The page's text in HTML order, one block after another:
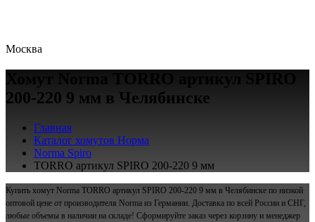
Москва
200-220 9 мм в Челябинске
Главная
Каталог хомутов Норма
Norma Spiro
TORRO артикул SPIRO 200-220 9 мм
Купить хомут Norma TORRO артикул SPIRO 200-220 9 мм в Челябинске по низкой
оптовой цене от производителя Norma из Германии. Доставка по всей России и СНГ,
любые объемы в наличии на складе! Сформируйте заказ через корзину и менеджер